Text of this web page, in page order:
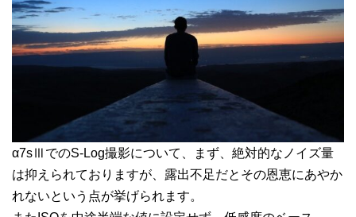
α7sⅢでのS-Log撮影について、まず、絶対的なノイズ量
は抑えられておりますが、露出不足だとその恩恵にあやか
れないという点が挙げられます。